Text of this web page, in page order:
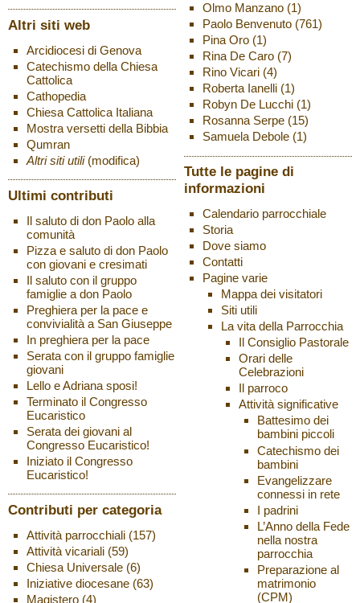
Altri siti web
Arcidiocesi di Genova
Catechismo della Chiesa
Cattolica
Cathopedia
Chiesa Cattolica Italiana
Mostra versetti della Bibbia
Qumran
Altri siti utili (modifica)
Ultimi contributi
Il saluto di don Paolo alla
comunità
Pizza e saluto di don Paolo
con giovani e cresimati
Il saluto con il gruppo
famiglie a don Paolo
Preghiera per la pace e
convivialità a San Giuseppe
In preghiera per la pace
Serata con il gruppo famiglie
giovani
Lello e Adriana sposi!
Terminato il Congresso
Eucaristico
Serata dei giovani al
Congresso Eucaristico!
Iniziato il Congresso
Eucaristico!
Contributi per categoria
Attività parrocchiali(157)
Attività vicariali(59)
Chiesa Universale(6)
Iniziative diocesane(63)
Magistero(4)
Olmo Manzano(1)
Paolo Benvenuto(761)
Pina Oro(1)
Rina De Caro(7)
Rino Vicari(4)
Roberta Ianelli(1)
Robyn De Lucchi(1)
Rosanna Serpe(15)
Samuela Debole(1)
Tutte le pagine di
informazioni
Calendario parrocchiale
Storia
Dove siamo
Contatti
Pagine varie
Mappa dei visitatori
Siti utili
La vita della Parrocchia
Il Consiglio Pastorale
Orari delle
Celebrazioni
Il parroco
Attività significative
Battesimo dei
bambini piccoli
Catechismo dei
bambini
Evangelizzare
connessi in rete
I padrini
L’Anno della Fede
nella nostra
parrocchia
Preparazione al
matrimonio
(CPM)